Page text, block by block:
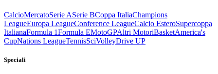
CalcioMercatoSerie ASerie BCoppa ItaliaChampions
LeagueEuropa LeagueConference LeagueCalcio EsteroSupercoppa
ItalianaFormula 1Formula EMotoGPAltri MotoriBasketAmerica's
CupNations LeagueTennisSciVolleyDrive UP
Speciali